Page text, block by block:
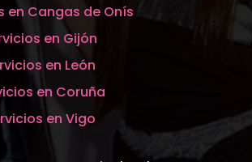
en Cangas de Onís
en Gijón
en León
en Coruña
en Vigo